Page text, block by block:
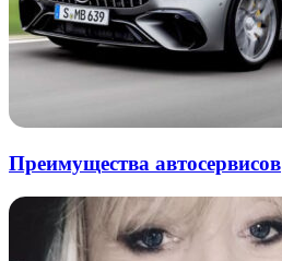
Преимущества автосервисов